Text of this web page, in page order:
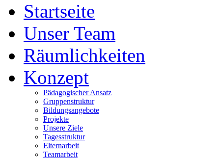
Startseite
Unser Team
Räumlichkeiten
Konzept
Pädagogischer Ansatz
Gruppenstruktur
Bildungsangebote
Projekte
Unsere Ziele
Tagesstruktur
Elternarbeit
Teamarbeit